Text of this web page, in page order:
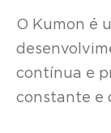
O Kumon é
contínua e
constante e